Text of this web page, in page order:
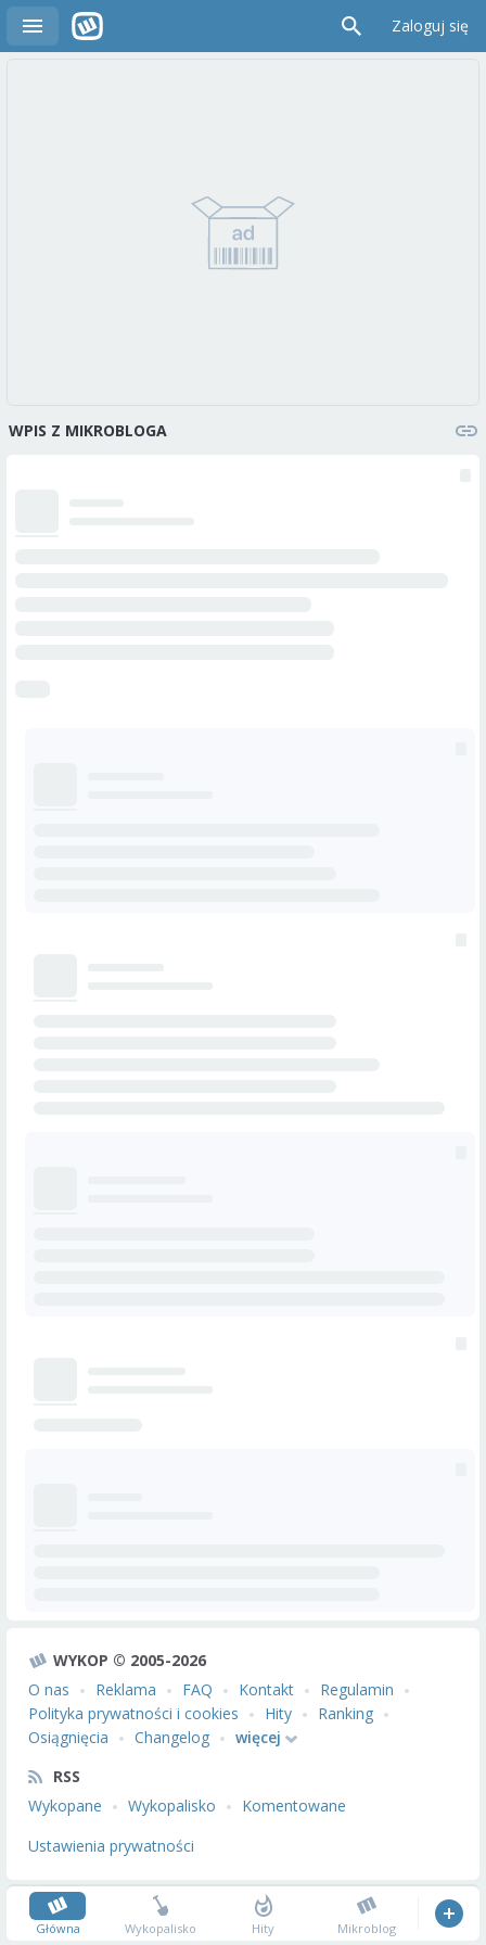
Zaloguj się
WPIS Z MIKROBLOGA
WYKOP © 2005-2026
O nas
Reklama FAQ Kontakt
Regulamin
Polityka prywatności i cookies
Hity
Ranking
Osiągnięcia
Changelog
więcej
RSS
Wykopane
Wykopalisko
Komentowane
Ustawienia prywatności
Główna Wykopalisko Hity Mikroblog